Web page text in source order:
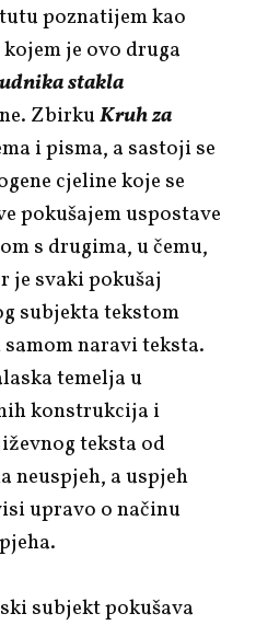
poznatijem kao
je ovo druga
stakla
ZbirkuKruh za
i pisma, a sastoji se
cjeline koje se
pokušajem uspostave
s drugima, u čemu,
je svaki pokušaj
subjekta tekstom
naravi teksta.
temelja u
konstrukcija i
teksta od
neuspjeh, a uspjeh
upravo o načinu
subjekt pokušava